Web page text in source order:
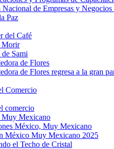
de Empresas y Negocios
Paz
del Café
Morir
Sami
de Flores
de Flores regresa a la gran
Comercio
comercio
Mexicano
México, Muy Mexicano
México Muy Mexicano 2025
el Techo de Cristal